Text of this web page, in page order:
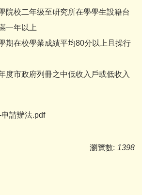
院校二年级至研究所在學學生設籍台
一年以上
期在校學業成績平均80分以上且操行
度市政府列冊之中低收入戶或低收入
請辦法.pdf
瀏覽數: 1398